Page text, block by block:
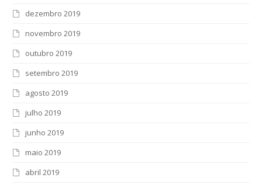
dezembro 2019
novembro 2019
outubro 2019
setembro 2019
agosto 2019
julho 2019
junho 2019
maio 2019
abril 2019